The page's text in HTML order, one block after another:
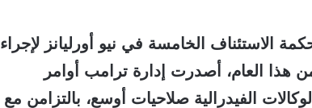
الاستئناف الخامسة في نيو أورليانز لإجراء
هذا العام، أصدرت إدارة ترامب أوامر
الفيدرالية صلاحيات أوسع، بالتزامن مع